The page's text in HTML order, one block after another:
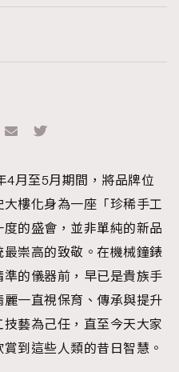
4月至5月期間，將品牌位
樓化身為一座「珍稀手工
的盛會，並非單純的新品
崇高的致敬。在機械鐘錶
的儀器前，早已是貴族手
一直視保育、傳承與提升
藝為己任，直至今天大家
到這些人類的昔日智慧。